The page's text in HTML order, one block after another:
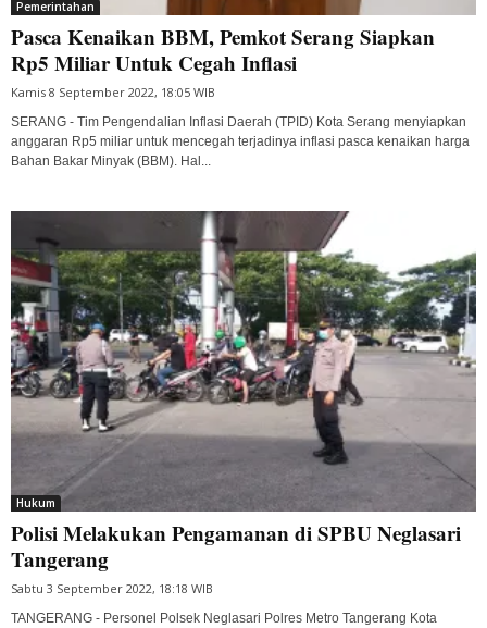
Pemerintahan
Pasca Kenaikan BBM, Pemkot Serang Siapkan
Rp5 Miliar Untuk Cegah Inflasi
Kamis 8 September 2022, 18:05 WIB
SERANG - Tim Pengendalian Inflasi Daerah (TPID) Kota Serang menyiapkan
anggaran Rp5 miliar untuk mencegah terjadinya inflasi pasca kenaikan harga
Bahan Bakar Minyak (BBM). Hal...
Hukum
Polisi Melakukan Pengamanan di SPBU Neglasari
Tangerang
Sabtu 3 September 2022, 18:18 WIB
TANGERANG - Personel Polsek Neglasari Polres Metro Tangerang Kota